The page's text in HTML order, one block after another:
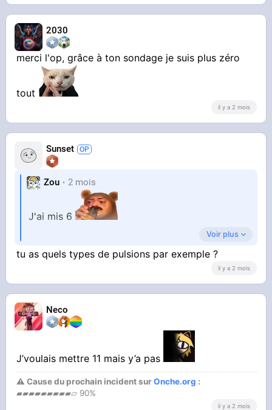
2030
merci l'op, grâce à ton sondage je suis plus zéro
tout
il y a 2 mois
Sunset
Zou 2 mois
J'ai mis 6
psychopathe mais bon je dérange les gens
irrépressibles qui peuvent me faire passer pour
un schizophréne, si on ajoute à ça tout le reste
je reste quand même soft, 6 me paraît être
Voir plus
tu as quels types de pulsions par exemple ?
il y a 2 mois
Neco
J’voulais mettre 11 mais y’a pas
⚠ Cause du prochain incident surOnche.org :
▰▰▰▰▰▰▰▰▰▱ 90%
il y a 2 mois